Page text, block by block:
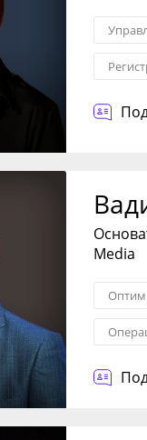
Media